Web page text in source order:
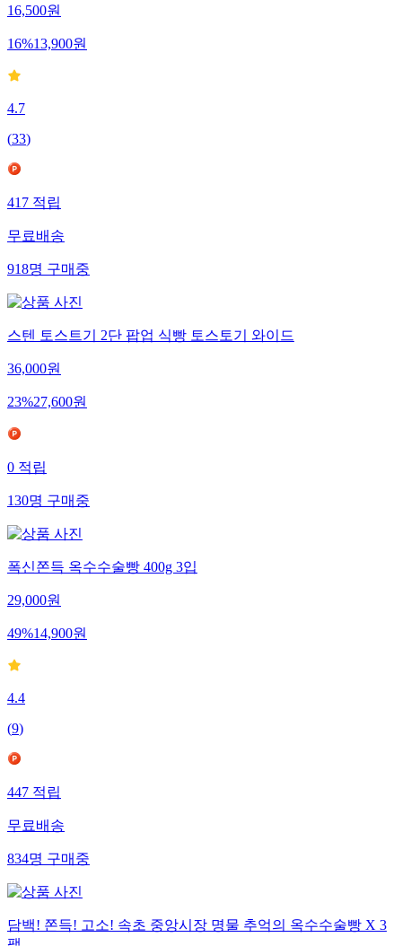
16,500원
16%13,900원
4.7
(33)
417 적립
무료배송
918명 구매중
스텐 토스트기 2단 팝업 식빵 토스토기 와이드
36,000원
23%27,600원
0 적립
130명 구매중
폭신쫀득 옥수수술빵 400g 3입
29,000원
49%14,900원
4.4
(9)
447 적립
무료배송
834명 구매중
담백! 쫀득! 고소! 속초 중앙시장 명물 추억의 옥수수술빵 X 3